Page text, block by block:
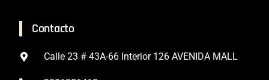
Contacto
Calle 23 # 43A-66 Interior 126 AVENIDA MALL